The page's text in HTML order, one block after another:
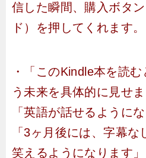
信した瞬間、購入ボタ
ド）を押してくれます。
・「このKindle本を読
う未来を具体的に見せま
「英語が話せるように
「3ヶ月後には、字幕
笑えるようになります